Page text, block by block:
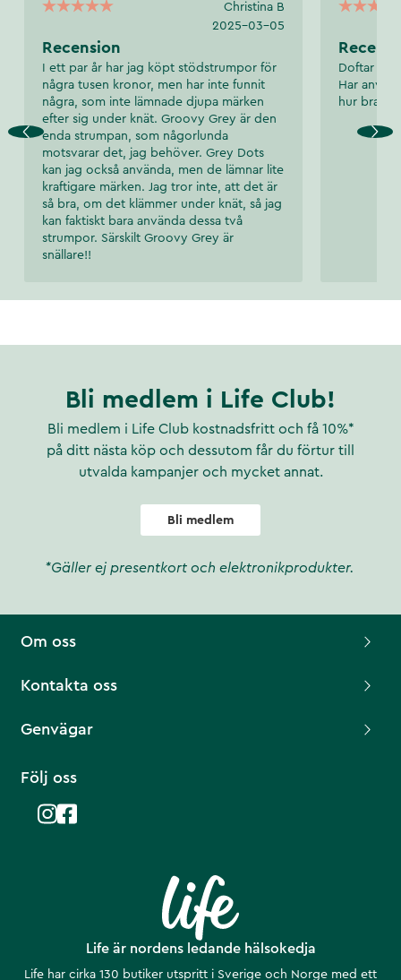
Christina B
2025-03-05
Recension
I ett par år har jag köpt stödstrumpor för
några tusen kronor, men har inte funnit
några, som inte lämnade djupa märken
efter sig under knät. Groovy Grey är den
enda strumpan, som någorlunda
motsvarar det, jag behöver. Grey Dots
kan jag också använda, men de lämnar lite
kraftigare märken. Jag tror inte, att det är
så bra, om det klämmer under knät, så jag
kan faktiskt bara använda dessa två
strumpor. Särskilt Groovy Grey är
snällare!!
Doftar
Har
hur bra
Bli medlem i Life Club!
Bli medlem i Life Club kostnadsfritt och få 10%*
på ditt nästa köp och dessutom får du förtur till
utvalda kampanjer och mycket annat.
Bli medlem
*Gäller ej presentkort och elektronikprodukter.
Life är nordens ledande hälsokedja
Life har cirka 130 butiker utspritt i Sverige och Norge med ett
Om oss
Kontakta oss
Genvägar
Följ oss